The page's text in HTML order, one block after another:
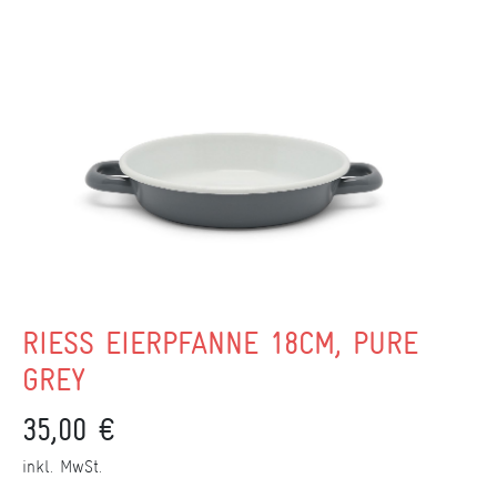
RIESS EIERPFANNE 18CM, PURE
GREY
35,00 €
inkl. MwSt.